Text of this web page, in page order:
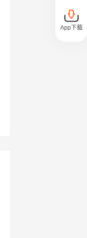
App下载